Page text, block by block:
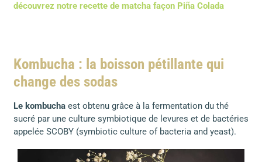
découvrez notre recette de matcha façon Piña Colada
Kombucha : la boisson pétillante qui
change des sodas
Le kombuchaest obtenu grâce à la fermentation du thé
sucré par une culture symbiotique de levures et de bactéries
appelée SCOBY (symbiotic culture of bacteria and yeast).